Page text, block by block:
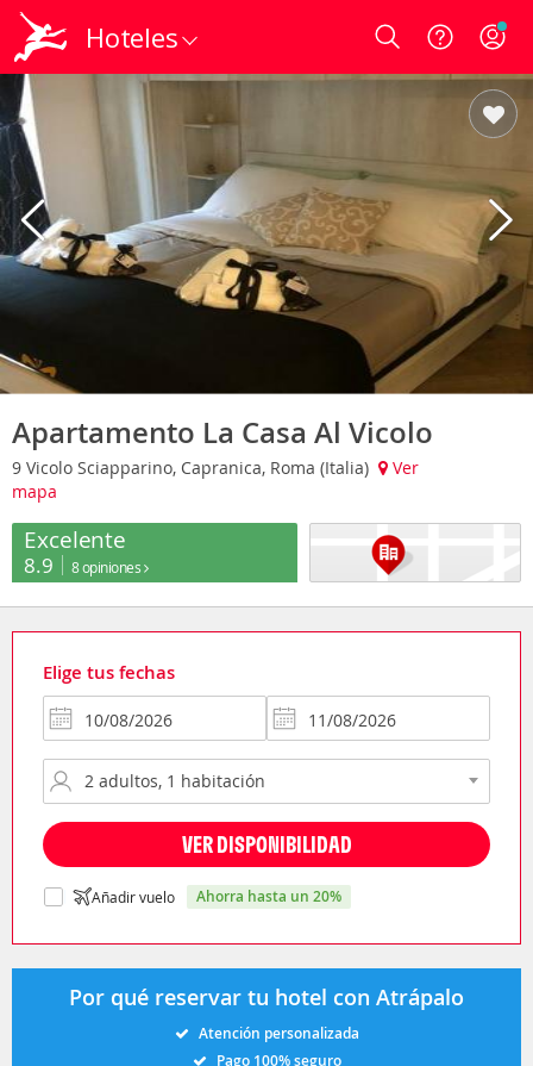
Hoteles Login
Apartamento La Casa Al Vicolo
9 Vicolo Sciapparino, Capranica, Roma (Italia)
Ver
mapa
Excelente
8.9 8 opiniones
Elige tus fechas
VER DISPONIBILIDAD
Añadir vuelo ahorra hasta un 20%
Por qué reservar tu hotel con Atrápalo
Atención personalizada
Pago 100% seguro